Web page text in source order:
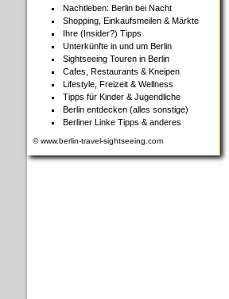
Nachtleben: Berlin bei Nacht
Shopping, Einkaufsmeilen & Märkte
Ihre (Insider?) Tipps
Unterkünfte in und um Berlin
Sightseeing Touren in Berlin
Cafes, Restaurants & Kneipen
Lifestyle, Freizeit & Wellness
Tipps für Kinder & Jugendliche
Berlin entdecken (alles sonstige)
Berliner Linke Tipps & anderes
© www.berlin-travel-sightseeing.com